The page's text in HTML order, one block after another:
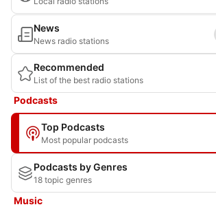
News
News radio stations
Recommended
List of the best radio stations
Podcasts
Top Podcasts
Most popular podcasts
Podcasts by Genres
18 topic genres
Music